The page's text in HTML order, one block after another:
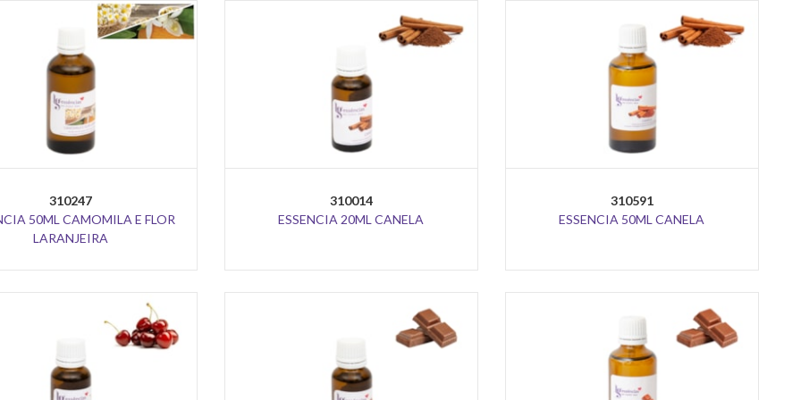
310247
50ML CAMOMILA E FLOR
LARANJEIRA
310014
ESSENCIA 20ML CANELA
310591
ESSENCIA 50ML CANELA